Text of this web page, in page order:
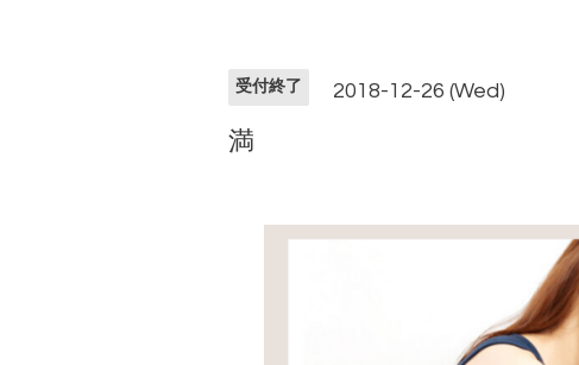
受付終了 2018-12-26 (Wed)
満